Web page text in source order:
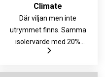
Climate
Där viljan men inte
utrymmet finns. Samma
isolervärde med 20%
tunnare konstruktion